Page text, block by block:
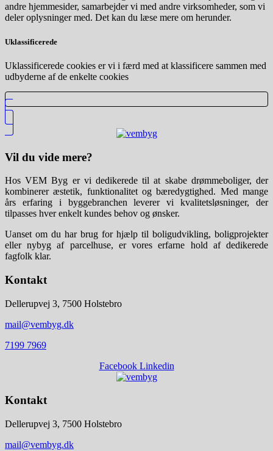
andre hjemmesider, samarbejder vi med andre virksomheder, som vi
deler oplysninger med. Det kan du læse mere om herunder.
Uklassificerede
Uklassificerede cookies er vi i færd med at klassificere sammen med
udbyderne af de enkelte cookies
Vil du vide mere?
Hos VEM Byg er vi dedikerede til at skabe drømmeboliger, der
kombinerer æstetik, funktionalitet og bæredygtighed. Med mange
års erfaring i byggebranchen leverer vi kvalitetsløsninger, der
tilpasses hver enkelt kundes behov og ønsker.
Uanset om du har brug for hjælp til boligudvikling, boligprojekter
eller nybyg af parcelhuse, er vores erfarne hold af dedikerede
fagfolk klar.
Kontakt
Dellerupvej 3, 7500 Holstebro
mail@vembyg.dk
7199 7969
Facebook Linkedin
Kontakt
Dellerupvej 3, 7500 Holstebro
mail@vembyg.dk